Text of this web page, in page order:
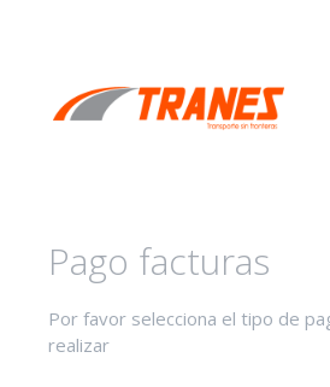
Pago facturas
Por favor selecciona el tipo de
realizar